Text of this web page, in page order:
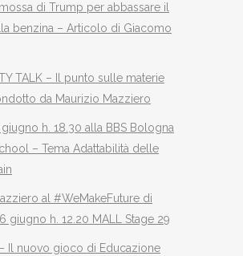
di Trump per abbassare il
benzina – Articolo di Giacomo
TALK – Il punto sulle materie
da Maurizio Mazziero
h. 18.30 alla BBS Bologna
– Tema Adattabilità delle
al #WeMakeFuture di
giugno h. 12.20 MALL Stage 29
Il nuovo gioco di Educazione